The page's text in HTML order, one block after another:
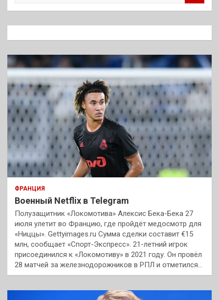
к
ФРАНЦИЯ
Военный Netflix в Telegram
Полузащитник «Локомотива» Алексис Бека-Бека 27
июля улетит во Францию, где пройдёт медосмотр для
«Ниццы». Gettyimages.ru Сумма сделки составит €15
млн, сообщает «Спорт-Экспресс». 21-летний игрок
присоединился к «Локомотиву» в 2021 году. Он провёл
28 матчей за железнодорожников в РПЛ и отметился…